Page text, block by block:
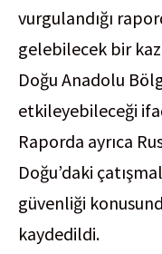
vurgulandığı
gelebilecek bir
Doğu Anadolu
etkileyebileceği
Raporda ayrıca
Doğu’daki
güvenliği
kaydedildi.